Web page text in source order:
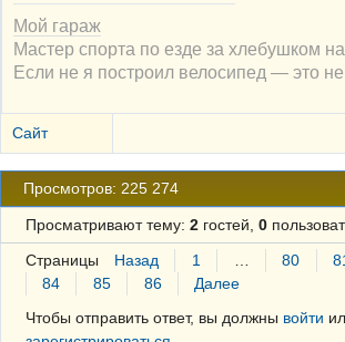
Мой гараж
Мастер спорта по езде за хлебушком
Если не я построил велосипед — это
Сайт
Просмотров: 225 274
Просматривают тему: 2гостей, 0
Страницы Назад 1 80
84
85 86
Далее
Чтобы отправить ответ, вы должны войти